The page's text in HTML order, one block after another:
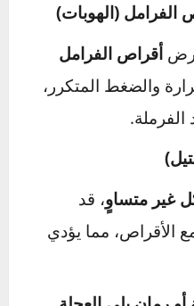
ذلك علامة على
أو مكونات
فقط على راحة
كفاءة الفرامل
خطرًا على
تسبب اهتزازات؟
خاصة على